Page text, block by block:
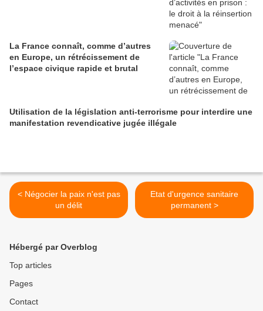
La France connaît, comme d’autres
en Europe, un rétrécissement de
l’espace civique rapide et brutal
Utilisation de la législation anti-terrorisme pour interdire une
manifestation revendicative jugée illégale
< Négocier la paix n'est pas
un délit
Etat d'urgence sanitaire
permanent >
Hébergé par Overblog
Top articles
Pages
Contact